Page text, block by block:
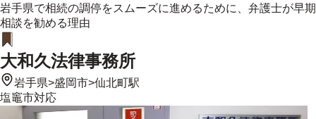
岩手県で相続の調停をスムーズに進めるために、弁護士が早期
相談を勧める理由
大和久法律事務所
岩手県>盛岡市>仙北町駅
塩竈市対応